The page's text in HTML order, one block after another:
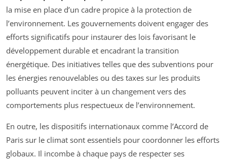
la mise en place d’un cadre propice à la protection de
l’environnement. Les gouvernements doivent engager des
efforts significatifs pour instaurer des lois favorisant le
développement durable et encadrant la transition
énergétique. Des initiatives telles que des subventions pour
les énergies renouvelables ou des taxes sur les produits
polluants peuvent inciter à un changement vers des
comportements plus respectueux de l’environnement.
En outre, les dispositifs internationaux comme l’Accord de
Paris sur le climat sont essentiels pour coordonner les efforts
globaux. Il incombe à chaque pays de respecter ses